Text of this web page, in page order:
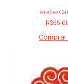
Risoles
Comprar